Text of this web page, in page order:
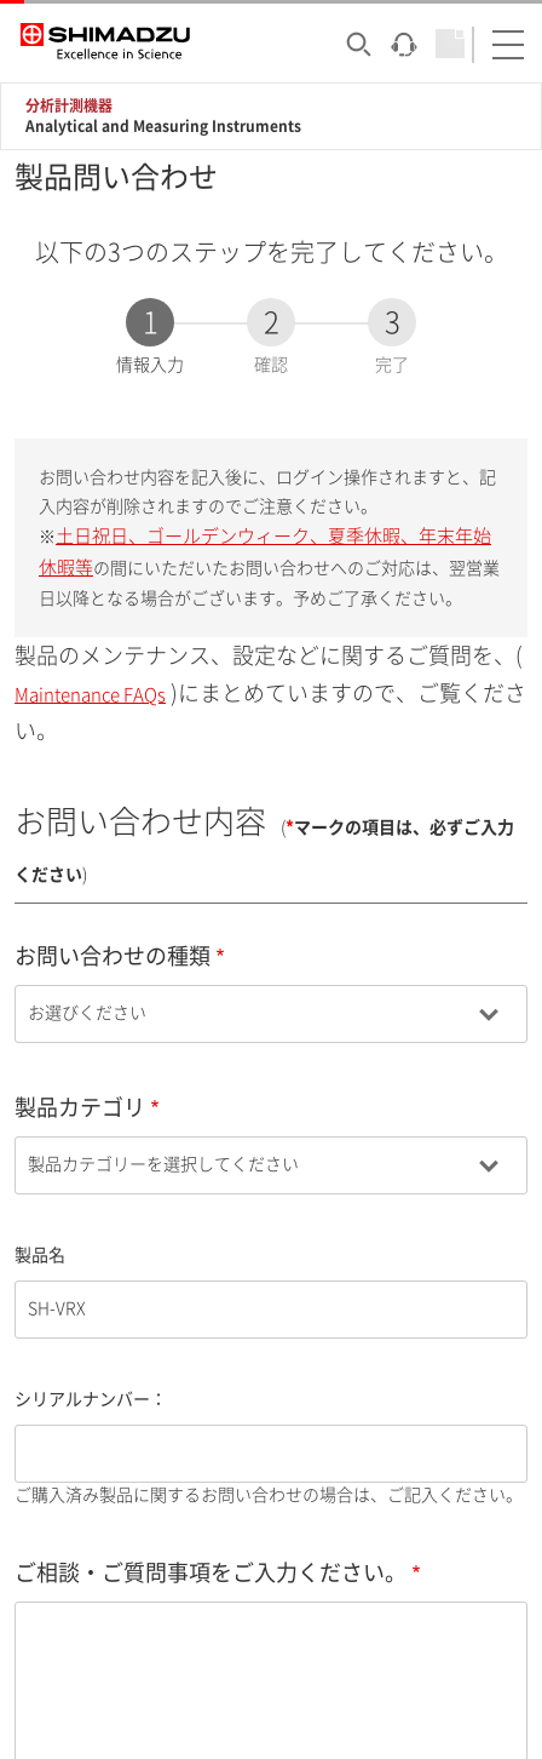
分析計測機器
Analytical and Measuring Instruments
製品問い合わせ
以下の3つのステップを完了してください。
1
現
情報入力
2
確認
3
完了
お問い合わせ内容を記入後に、ログイン操作されますと、記
入内容が削除されますのでご注意ください。
※ 土日祝日、ゴールデンウィーク、夏季休暇、年末年始
休暇等の間にいただいたお問い合わせへのご対応は、翌営業
日以降となる場合がございます。予めご了承ください。
製品のメンテナンス、設定などに関するご質問を、(
Maintenance FAQs )にまとめていますので、ご覧くださ
い。
お問い合わせ内容 (*マークの項目は、必ずご入力
ください)
お問い合わせの種類
製品カテゴリ
製品名
シリアルナンバー：
ご購入済み製品に関するお問い合わせの場合は、ご記入ください。
ご相談・ご質問事項をご入力ください。